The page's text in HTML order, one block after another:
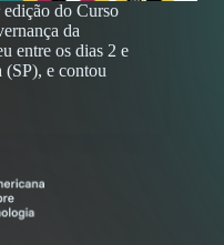
do Curso
da
entre os dias 2 e
(SP), e contou